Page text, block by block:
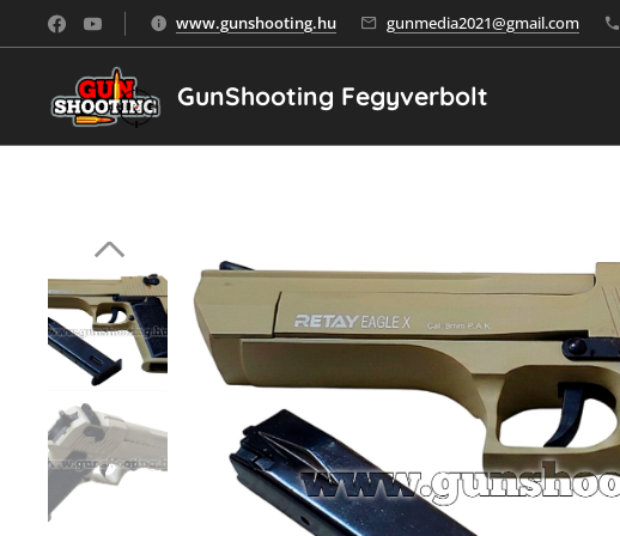
www.gunshooting.hu gunmedia2021@gmail.com
GunShooting Fegyverbolt